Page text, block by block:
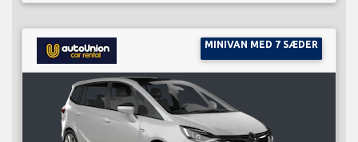
MINIVAN MED 7 SÆDER